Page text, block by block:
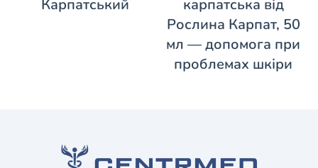
Карпатський
карпатська від
Рослина Карпат, 50
мл — допомога при
проблемах шкіри